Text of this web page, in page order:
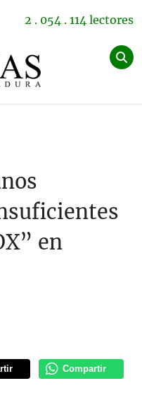
2 . 054 . 114 lectores
en
Compartir